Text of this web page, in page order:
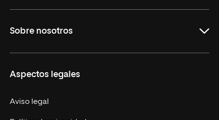
Formación Continua
Carreras
Sobre nosotros
Trabaja en UNIR
Actualidad
Aspectos legales
Aviso legal